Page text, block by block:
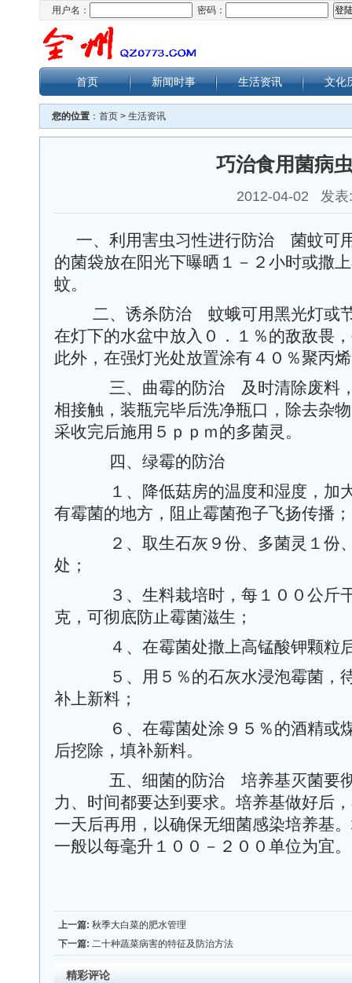
用户名： 密码：
首页 新闻时事 生活资讯 文化
您的位置 ： 首页 > 生活资讯
巧治食用菌病
2012-04-02 发表:
一、利用害虫习性进行防治 菌蚊可
的菌袋放在阳光下曝晒１－２小时或撒
蚊。
二、诱杀防治 蚊蛾可用黑光灯或
在灯下的水盆中放入０．１％的敌敌畏
此外，在强灯光处放置涂有４０％聚丙
三、曲霉的防治 及时清除废料，
相接触，装瓶完毕后洗净瓶口，除去杂
采收完后施用５ｐｐｍ的多菌灵。
四、绿霉的防治
１、降低菇房的温度和湿度，加
有霉菌的地方，阻止霉菌孢子飞扬传播；
２、取生石灰９份、多菌灵１份
处；
３、生料栽培时，每１００公斤
克，可彻底防止霉菌滋生；
４、在霉菌处撒上高锰酸钾颗粒
５、用５％的石灰水浸泡霉菌，
补上新料；
６、在霉菌处涂９５％的酒精或
后挖除，填补新料。
五、细菌的防治 培养基灭菌要彻
力、时间都要达到要求。培养基做好后
一天后再用，以确保无细菌感染培养基
一般以每毫升１００－２００单位为
上一篇: 秋季大白菜的肥水管理
下一篇: 二十种蔬菜病害的特征及防治方法
精彩评论